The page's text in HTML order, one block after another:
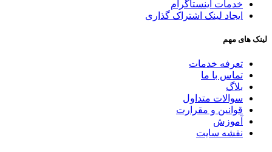
خدمات اینستاگرام
ایجاد لینک اشتراک گذاری
لینک های مهم
تعرفه خدمات
تماس با ما
بلاگ
سوالات متداول
قوانین و مقرارت
آموزش
نقشه سایت